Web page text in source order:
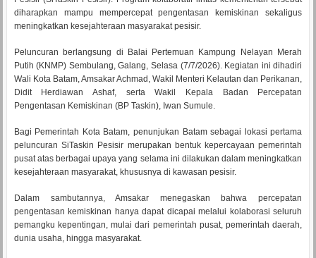
diharapkan mampu mempercepat pengentasan kemiskinan sekaligus
meningkatkan kesejahteraan masyarakat pesisir.
Peluncuran berlangsung di Balai Pertemuan Kampung Nelayan Merah
Putih (KNMP) Sembulang, Galang, Selasa (7/7/2026). Kegiatan ini dihadiri
Wali Kota Batam, Amsakar Achmad, Wakil Menteri Kelautan dan Perikanan,
Didit Herdiawan Ashaf, serta Wakil Kepala Badan Percepatan
Pengentasan Kemiskinan (BP Taskin), Iwan Sumule.
Bagi Pemerintah Kota Batam, penunjukan Batam sebagai lokasi pertama
peluncuran SiTaskin Pesisir merupakan bentuk kepercayaan pemerintah
pusat atas berbagai upaya yang selama ini dilakukan dalam meningkatkan
kesejahteraan masyarakat, khususnya di kawasan pesisir.
Dalam sambutannya, Amsakar menegaskan bahwa percepatan
pengentasan kemiskinan hanya dapat dicapai melalui kolaborasi seluruh
pemangku kepentingan, mulai dari pemerintah pusat, pemerintah daerah,
dunia usaha, hingga masyarakat.